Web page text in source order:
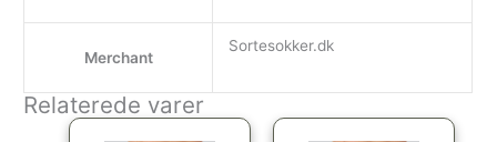
Merchant
Sortesokker.dk
Relaterede varer